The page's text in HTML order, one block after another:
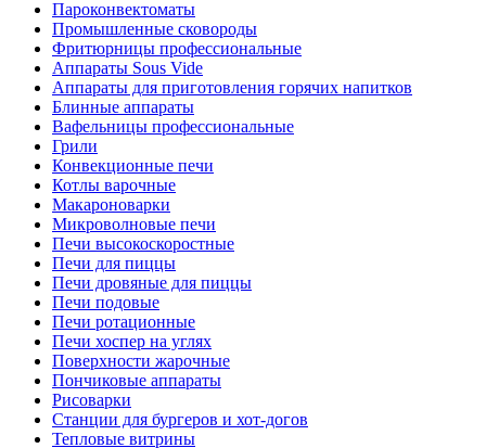
Пароконвектоматы
Промышленные сковороды
Фритюрницы профессиональные
Аппараты Sous Vide
Аппараты для приготовления горячих напитков
Блинные аппараты
Вафельницы профессиональные
Грили
Конвекционные печи
Котлы варочные
Макароноварки
Микроволновые печи
Печи высокоскоростные
Печи для пиццы
Печи дровяные для пиццы
Печи подовые
Печи ротационные
Печи хоспер на углях
Поверхности жарочные
Пончиковые аппараты
Рисоварки
Станции для бургеров и хот-догов
Тепловые витрины